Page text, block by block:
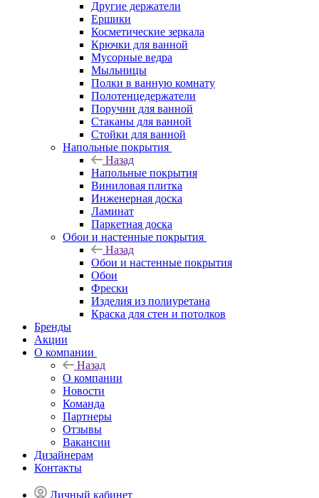
Другие держатели
Ершики
Косметические зеркала
Крючки для ванной
Мусорные ведра
Мыльницы
Полки в ванную комнату
Полотенцедержатели
Поручни для ванной
Стаканы для ванной
Стойки для ванной
Напольные покрытия
Назад
Напольные покрытия
Виниловая плитка
Инженерная доска
Ламинат
Паркетная доска
Обои и настенные покрытия
Назад
Обои и настенные покрытия
Обои
Фрески
Изделия из полиуретана
Краска для стен и потолков
Бренды
Акции
О компании
Назад
О компании
Новости
Команда
Партнеры
Отзывы
Вакансии
Дизайнерам
Контакты
Личный кабинет